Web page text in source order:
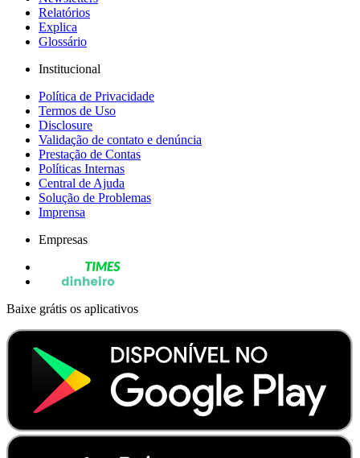
Relatórios
Explica
Glossário
Institucional
Política de Privacidade
Termos de Uso
Disclosure
Validação de contato e denúncia
Prestação de Contas
Políticas Internas
Central de Ajuda
Solução de Problemas
Imprensa
Empresas
Baixe grátis os aplicativos